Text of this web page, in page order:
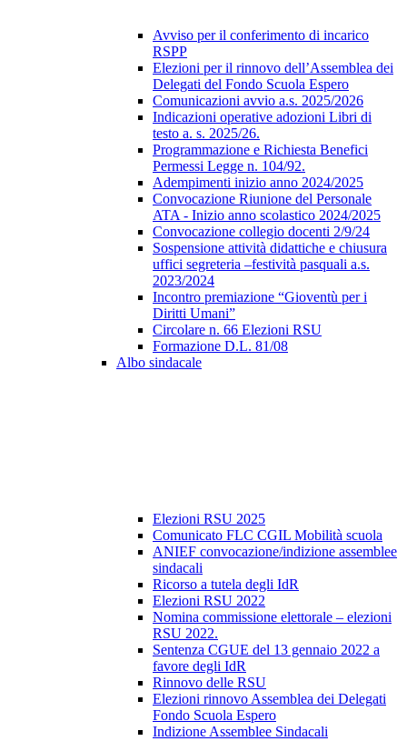
Avviso per il conferimento di incarico
RSPP
Elezioni per il rinnovo dell’Assemblea dei
Delegati del Fondo Scuola Espero
Comunicazioni avvio a.s. 2025/2026
Indicazioni operative adozioni Libri di
testo a. s. 2025/26.
Programmazione e Richiesta Benefici
Permessi Legge n. 104/92.
Adempimenti inizio anno 2024/2025
Convocazione Riunione del Personale
ATA - Inizio anno scolastico 2024/2025
Convocazione collegio docenti 2/9/24
Sospensione attività didattiche e chiusura
uffici segreteria –festività pasquali a.s.
2023/2024
Incontro premiazione “Gioventù per i
Diritti Umani”
Circolare n. 66 Elezioni RSU
Formazione D.L. 81/08
Albo sindacale
Elezioni RSU 2025
Comunicato FLC CGIL Mobilità scuola
ANIEF convocazione/indizione assemblee
sindacali
Ricorso a tutela degli IdR
Elezioni RSU 2022
Nomina commissione elettorale – elezioni
RSU 2022.
Sentenza CGUE del 13 gennaio 2022 a
favore degli IdR
Rinnovo delle RSU
Elezioni rinnovo Assemblea dei Delegati
Fondo Scuola Espero
Indizione Assemblee Sindacali